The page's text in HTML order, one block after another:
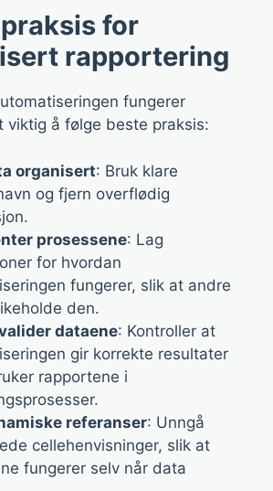
for
rapportering
fungerer
viktig å følge beste praksis:
organisert: Bruk klare
og fjern overflødig
prosessene: Lag
for hvordan
fungerer, slik at andre
den.
dataene: Kontroller at
gir korrekte resultater
rapportene i
referanser: Unngå
cellehenvisninger, slik at
fungerer selv når data